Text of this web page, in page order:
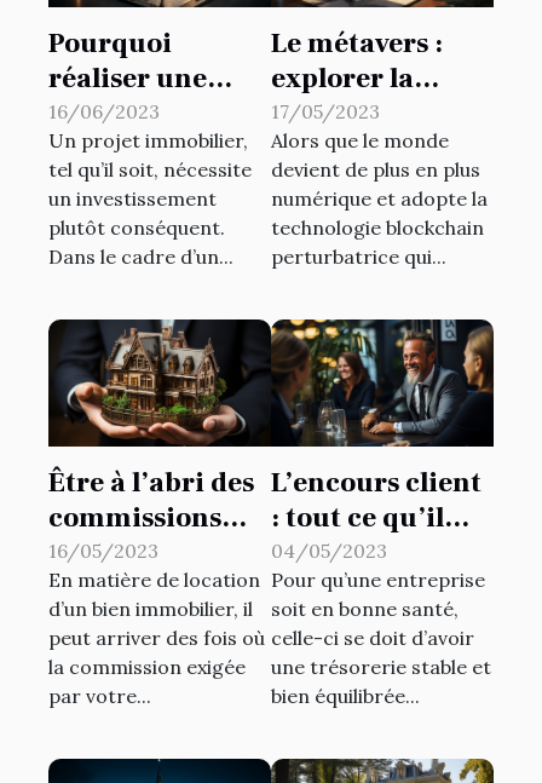
Pourquoi
réaliser une
simulation
immobilière ?
16/06/2023
Un projet immobilier,
tel qu’il soit, nécessite
un investissement
plutôt conséquent.
Dans le cadre d’un...
Le métavers :
explorer la
vague de
l’immobilier
virtuel
17/05/2023
Alors que le monde
devient de plus en plus
numérique et adopte la
technologie blockchain
perturbatrice qui...
Être à l’abri des
commissions
trop élevées des
mandataires
immobiliers :
que faire ?
16/05/2023
En matière de location
d’un bien immobilier, il
peut arriver des fois où
la commission exigée
par votre...
L’encours client
: tout ce qu’il
faut savoir
04/05/2023
Pour qu’une entreprise
soit en bonne santé,
celle-ci se doit d’avoir
une trésorerie stable et
bien équilibrée...